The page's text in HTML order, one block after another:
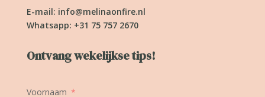
E-mail: info@melinaonfire.nl
Whatsapp: +31 75 757 2670
Ontvang wekelijkse tips!
Voornaam